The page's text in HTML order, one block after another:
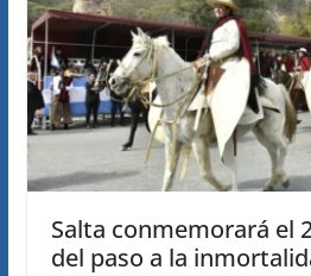
Salta conmemorará el
del paso a la